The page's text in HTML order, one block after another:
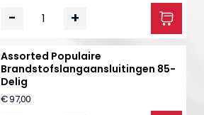
- +
Assorted Populaire
Brandstofslangaansluitingen 85-
Delig
€ 97,00